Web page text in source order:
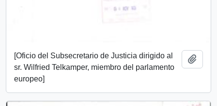
[Oficio del Subsecretario de Justicia dirigido al
sr. Wilfried Telkamper, miembro del parlamento
europeo]